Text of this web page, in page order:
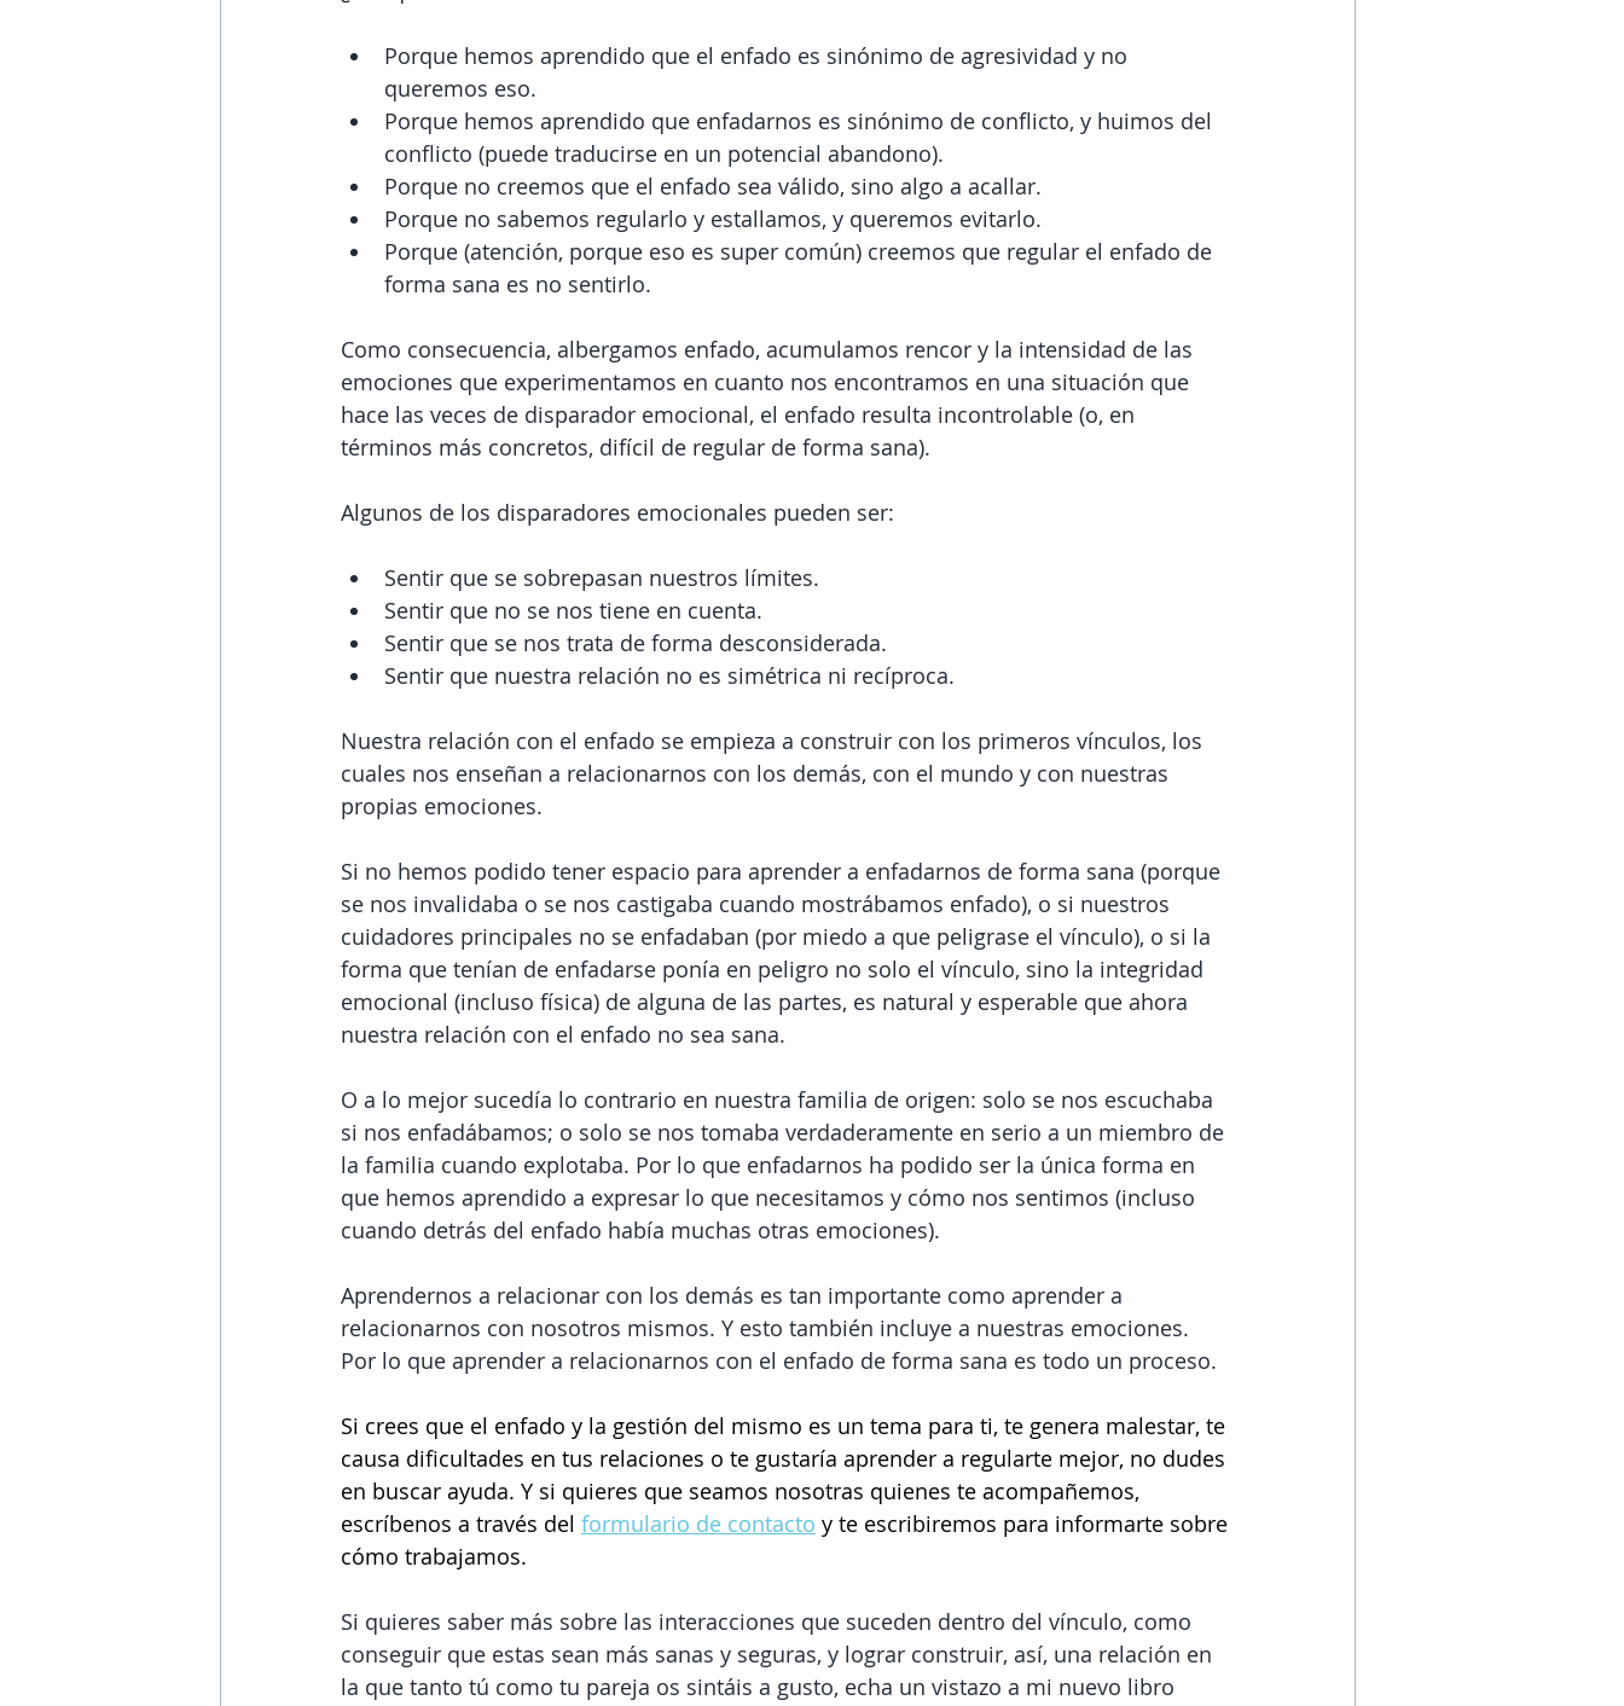
Porque hemos aprendido que el enfado es sinónimo de agresividad y no
queremos eso.
Porque hemos aprendido que enfadarnos es sinónimo de conflicto, y huimos del
conflicto (puede traducirse en un potencial abandono).
Porque no creemos que el enfado sea válido, sino algo a acallar.
Porque no sabemos regularlo y estallamos, y queremos evitarlo.
Porque (atención, porque eso es super común) creemos que regular el enfado de
forma sana es no sentirlo.
Como consecuencia, albergamos enfado, acumulamos rencor y la intensidad de las
emociones que experimentamos en cuanto nos encontramos en una situación que
hace las veces de disparador emocional, el enfado resulta incontrolable (o, en
términos más concretos, difícil de regular de forma sana).
Algunos de los disparadores emocionales pueden ser:
Sentir que se sobrepasan nuestros límites.
Sentir que no se nos tiene en cuenta.
Sentir que se nos trata de forma desconsiderada.
Sentir que nuestra relación no es simétrica ni recíproca.
Nuestra relación con el enfado se empieza a construir con los primeros vínculos, los
cuales nos enseñan a relacionarnos con los demás, con el mundo y con nuestras
propias emociones.
Si no hemos podido tener espacio para aprender a enfadarnos de forma sana (porque
se nos invalidaba o se nos castigaba cuando mostrábamos enfado), o si nuestros
cuidadores principales no se enfadaban (por miedo a que peligrase el vínculo), o si la
forma que tenían de enfadarse ponía en peligro no solo el vínculo, sino la integridad
emocional (incluso física) de alguna de las partes, es natural y esperable que ahora
nuestra relación con el enfado no sea sana.
O a lo mejor sucedía lo contrario en nuestra familia de origen: solo se nos escuchaba
si nos enfadábamos; o solo se nos tomaba verdaderamente en serio a un miembro de
la familia cuando explotaba. Por lo que enfadarnos ha podido ser la única forma en
que hemos aprendido a expresar lo que necesitamos y cómo nos sentimos (incluso
cuando detrás del enfado había muchas otras emociones).
Aprendernos a relacionar con los demás es tan importante como aprender a
relacionarnos con nosotros mismos. Y esto también incluye a nuestras emociones.
Por lo que aprender a relacionarnos con el enfado de forma sana es todo un proceso.
Si crees que el enfado y la gestión del mismo es un tema para ti, te genera malestar, te
causa dificultades en tus relaciones o te gustaría aprender a regularte mejor, no dudes
en buscar ayuda. Y si quieres que seamos nosotras quienes te acompañemos,
escríbenos a través del formulario de contacto y te escribiremos para informarte sobre
cómo trabajamos.
Si quieres saber más sobre las interacciones que suceden dentro del vínculo, como
conseguir que estas sean más sanas y seguras, y lograr construir, así, una relación en
la que tanto tú como tu pareja os sintáis a gusto, echa un vistazo a mi nuevo libro